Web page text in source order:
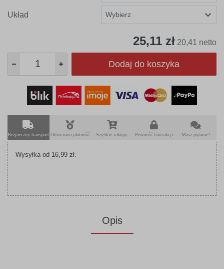
Układ
25,11 zł 20,41 netto
Dodaj do koszyka
Bezpieczny transport Odroczona płatność Szybkie zakupy Pewność transakcji Masz pytanie?
Wysyłka od 16,99 zł.
Opis